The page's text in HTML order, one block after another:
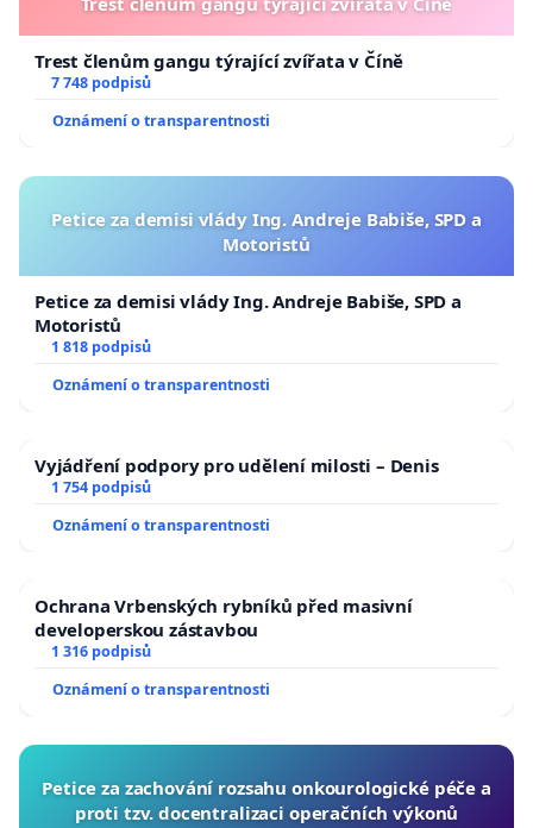
Trest členům gangu týrající zvířata v Číně
7 748 podpisů
Oznámení o transparentnosti
Petice za demisi vlády Ing. Andreje Babiše, SPD a
Motoristů
Petice za demisi vlády Ing. Andreje Babiše, SPD a
Motoristů
1 818 podpisů
Oznámení o transparentnosti
Vyjádření podpory pro udělení milosti – Denis
1 754 podpisů
Oznámení o transparentnosti
Ochrana Vrbenských rybníků před masivní
developerskou zástavbou
1 316 podpisů
Oznámení o transparentnosti
Petice za zachování rozsahu onkourologické péče a
proti tzv. docentralizaci operačních výkonů